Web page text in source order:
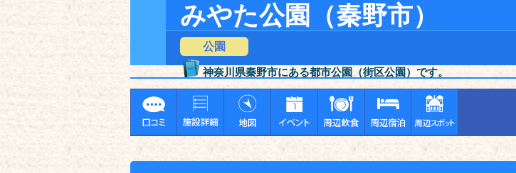
みやた公園（秦野市）
公園
神奈川県秦野市にある都市公園（街区公園）です。